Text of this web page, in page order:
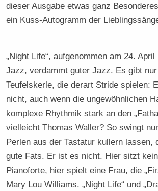
dieser Ausgabe etwas ganz
ein Kuss-Autogramm der
„Night Life“, aufgenommen am 24.
Jazz, verdammt guter Jazz. Es gibt
Teufelskerle, die derart Stride spielen:
nicht, auch wenn die ungewöhnlichen
komplexe Rhythmik stark an den
vielleicht Thomas Waller? So swingt
Perlen aus der Tastatur kullern lassen,
gute Fats. Er ist es nicht. Hier sitzt
Pianoforte, hier spielt eine Frau, die
Mary Lou Williams. „Night Life“ und